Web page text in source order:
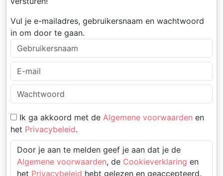
Vul je e-mailadres, gebruikersnaam en wachtwoord
in om door te gaan.
Ik ga akkoord met de Algemene voorwaarden en
het Privacybeleid.
Door je aan te melden geef je aan dat je de
Algemene voorwaarden, de Cookieverklaring en
het Privacybeleid hebt gelezen en geaccepteerd.